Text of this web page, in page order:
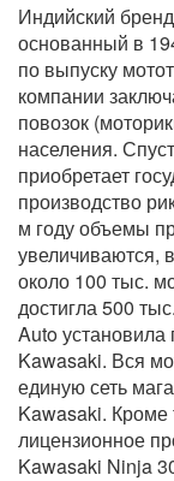
Индийский
основанный в
по выпуску
компании
повозок
населения.
приобретает
производство
м году объемы
увеличиваются,
около 100 тыс.
достигла 500
Auto
Kawasaki. Вся
единую сеть
Kawasaki. Кроме
лицензионное
Kawasaki Ninja